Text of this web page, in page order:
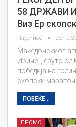
58 ДРЖАВИ
Виз Ер
Плусинфо 05/10/
Македонскиот
Ирине Џеруто од
победија на
скопски маратон.
ПОВЕЌЕ...
ПРОМО